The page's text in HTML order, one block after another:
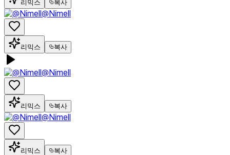
리믹스 복사
@Nimell
리믹스 복사
@Nimell
리믹스 복사
@Nimell
리믹스 복사